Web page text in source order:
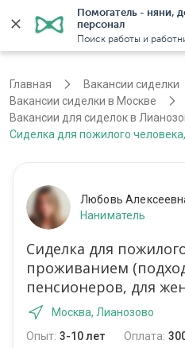
Помогатель - няни,
персонал
Поиск работы и
Главная
Вакансии сиделки
Вакансии сиделки в Москве
Вакансии для сиделок в
Сиделка для пожилого
Любовь
Наниматель
Сиделка для
проживанием
пенсионеров, для
Москва, Лианозово
Опыт: 3-10 лет Оплата: